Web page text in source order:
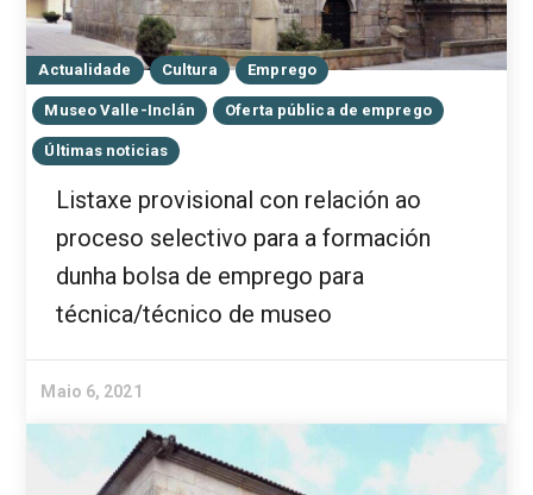
Actualidade Cultura Emprego
Museo Valle-Inclán Oferta pública de emprego
Últimas noticias
Listaxe provisional con relación ao
proceso selectivo para a formación
dunha bolsa de emprego para
técnica/técnico de museo
Maio 6, 2021